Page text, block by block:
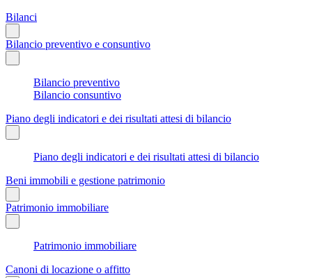
Bilanci
Bilancio preventivo e consuntivo
Bilancio preventivo
Bilancio consuntivo
Piano degli indicatori e dei risultati attesi di bilancio
Piano degli indicatori e dei risultati attesi di bilancio
Beni immobili e gestione patrimonio
Patrimonio immobiliare
Patrimonio immobiliare
Canoni di locazione o affitto